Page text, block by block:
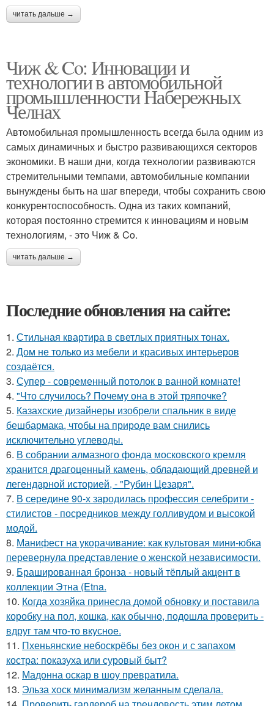
читать дальше →
Чиж & Co: Инновации и
технологии в автомобильной
промышленности Набережных
Челнах
Автомобильная промышленность всегда была одним из
самых динамичных и быстро развивающихся секторов
экономики. В наши дни, когда технологии развиваются
стремительными темпами, автомобильные компании
вынуждены быть на шаг впереди, чтобы сохранить свою
конкурентоспособность. Одна из таких компаний,
которая постоянно стремится к инновациям и новым
технологиям, - это Чиж & Co.
читать дальше →
Последние обновления на сайте:
1. Стильная квартира в светлых приятных тонах.
2. Дом не только из мебели и красивых интерьеров
создаётся.
3. Супер - современный потолок в ванной комнате!
4. "Что случилось? Почему она в этой тряпочке?
5. Казахские дизайнеры изобрели спальник в виде
бешбармака, чтобы на природе вам снились
исключительно углеводы.
6. В собрании алмазного фонда московского кремля
хранится драгоценный камень, обладающий древней и
легендарной историей, - "Рубин Цезаря".
7. В середине 90-х зародилась профессия селебрити -
стилистов - посредников между голливудом и высокой
модой.
8. Манифест на укорачивание: как культовая мини-юбка
перевернула представление о женской независимости.
9. Брашированная бронза - новый тёплый акцент в
коллекции Этна (Etna.
10. Когда хозяйка принесла домой обновку и поставила
коробку на пол, кошка, как обычно, подошла проверить -
вдруг там что-то вкусное.
11. Пхеньянские небоскрёбы без окон и с запахом
костра: показуха или суровый быт?
12. Мадонна оскар в шоу превратила.
13. Эльза хоск минимализм желанным сделала.